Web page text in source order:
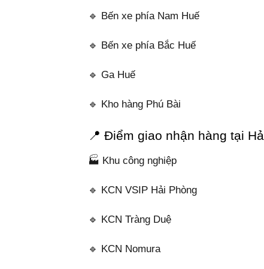
🔹 Bến xe phía Nam Huế
🔹 Bến xe phía Bắc Huế
🔹 Ga Huế
🔹 Kho hàng Phú Bài
📍 Điểm giao nhận hàng tại
🏭 Khu công nghiệp
🔹 KCN VSIP Hải Phòng
🔹 KCN Tràng Duệ
🔹 KCN Nomura